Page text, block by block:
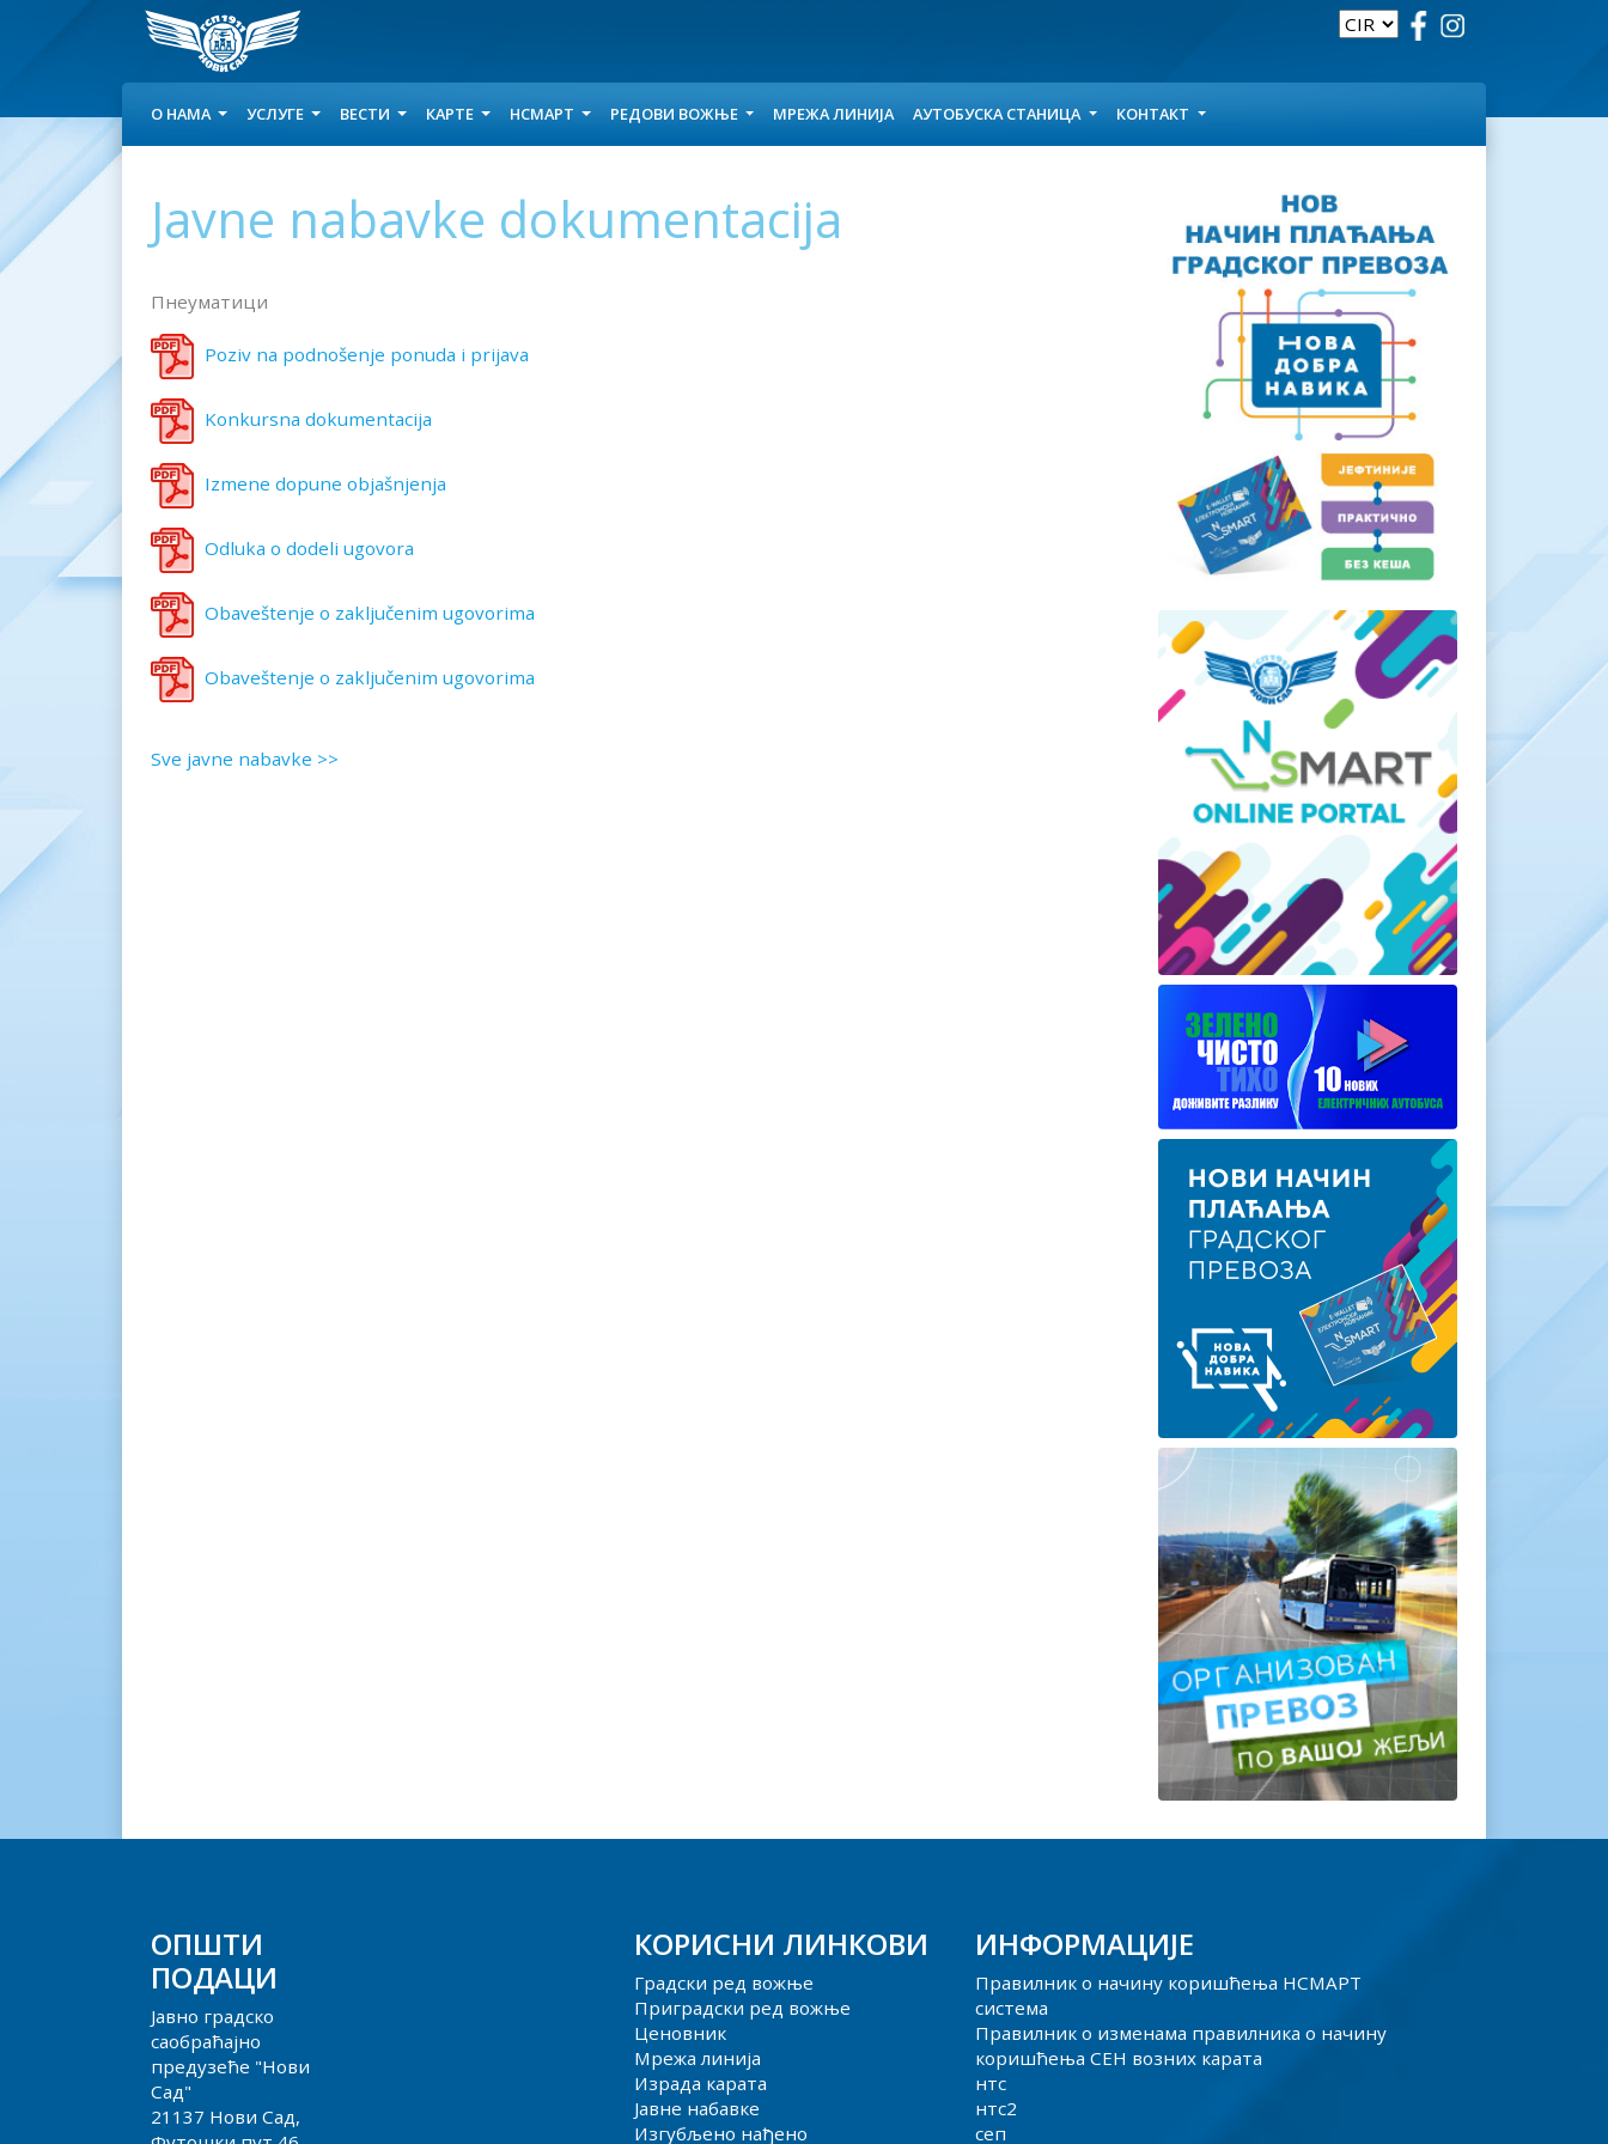
О НАМА УСЛУГЕ ВЕСТИ КАРТЕ НСМАРТ РЕДОВИ ВОЖЊЕ МРЕЖА ЛИНИЈА АУТОБУСКА СТАНИЦА КОНТАКТ
Javne nabavke dokumentacija
Пнеуматици
Poziv na podnošenje ponuda i prijava
Konkursna dokumentacija
Izmene dopune objašnjenja
Odluka o dodeli ugovora
Obaveštenje o zaključenim ugovorima
Obaveštenje o zaključenim ugovorima
Sve javne nabavke >>
ОПШТИ
ПОДАЦИ
Јавно градско
саобраћајно
предузеће "Нови
Сад"
21137 Нови Сад,
КОРИСНИ ЛИНКОВИ
Градски ред вожње
Приградски ред вожње
Ценовник
Мрежа линија
Израда карата
Јавне набавке
Изгубљено нађено
ИНФОРМАЦИЈЕ
Правилник о начину коришћења НСМАРТ
система
Правилник о изменама правилника о начину
коришћења СЕН возних карата
нтс
нтс2
сеп